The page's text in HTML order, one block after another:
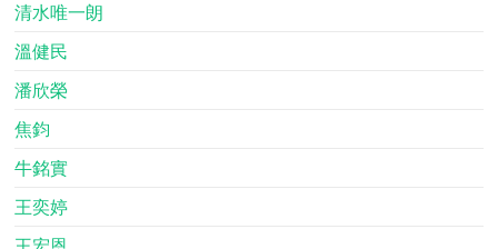
清水唯一朗
溫健民
潘欣榮
焦鈞
牛銘實
王奕婷